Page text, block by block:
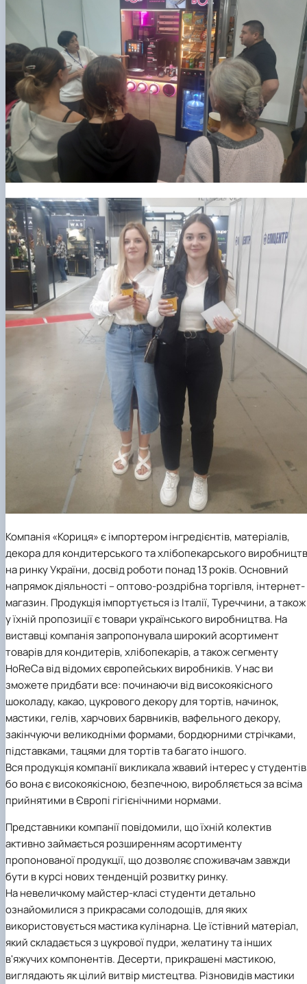
Компанія «Кориця» є імпортером інгредієнтів, матеріалів,
декора для кондитерського та хлібопекарського виробництв
на ринку України, досвід роботи понад 13 років. Основний
напрямок діяльності – оптово-роздрібна торгівля, інтернет-
магазин. Продукція імпортується із Італії, Туреччини, а також
у їхній пропозиції є товари українського виробництва. На
виставці компанія запропонувала широкий асортимент
товарів для кондитерів, хлібопекарів, а також сегменту
HoReCa від відомих європейських виробників. У нас ви
зможете придбати все: починаючи від високоякісного
шоколаду, какао, цукрового декору для тортів, начинок,
мастики, гелів, харчових барвників, вафельного декору,
закінчуючи великодніми формами, бордюрними стрічками,
підставками, тацями для тортів та багато іншого.
Вся продукція компанії викликала жвавий інтерес у
бо вона є високоякісною, безпечною, виробляється за всіма
прийнятими в Європі гігієнічними нормами.
Представники компанії повідомили, що їхній колектив
активно займається розширенням асортименту
пропонованої продукції, що дозволяє споживачам завжди
бути в курсі нових тенденцій розвитку ринку.
На невеличкому майстер-класі студенти детально
ознайомилися з прикрасами солодощів, для яких
використовується мастика кулінарна. Це їстівний матеріал,
який складається з цукрової пудри, желатину та інших
в'яжучих компонентів. Десерти, прикрашені мастикою,
виглядають як цілий витвір мистецтва. Різновидів мастики